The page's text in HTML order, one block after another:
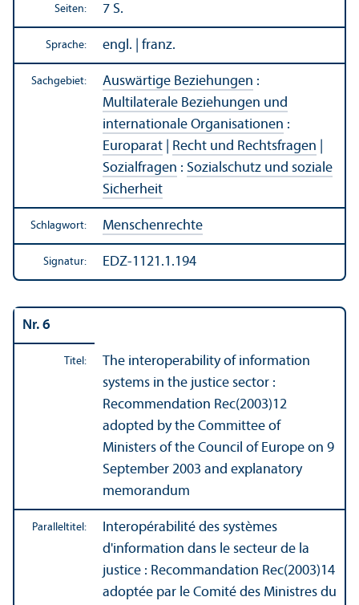
Seiten: 7 S.
Sprache: engl. | franz.
Sachgebiet: Auswärtige Beziehungen :
Multilaterale Beziehungen und
internationale Organisationen :
Europarat
Recht und Rechts­fragen
Sozialfragen : Sozialschutz und soziale
Sicherheit
Schlagwort: Menschenrechte
Signatur: EDZ-1121.1.194
Nr. 6
Titel:
The interoperability of information
systems in the justice sector :
Recommendation Rec(2003)12
adopted by the Committee of
Ministers of the Council of Europe on 9
September 2003 and explanatory
memorandum
Paralleltitel:
Interopérabilité des systèmes
d'information dans le secteur de la
justice : Recommandation Rec(2003)14
adoptée par le Comité des Ministres du